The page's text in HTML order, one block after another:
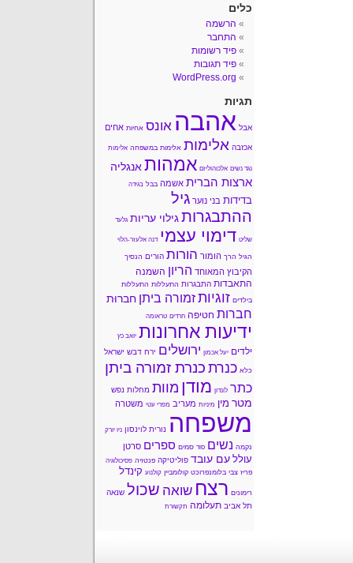
כלים
הרשמה
התחבר
פיד רשומות
פיד תגובות
WordPress.org
תגיות
אבל אהבה אונס אחיות אחים
אכזבה אלימות אלימות במשפחה אלימות
נגד נשים אלכוהוליזם אמהותאנגליה
ארצות הברית אשמה בבל בגידה
בדידות בני נוער גיל
ההתבגרות גילוי עריות גלעד
שליט דימוי עצמי דנה אלעזר-הלוי
הגיל הרך הומור הורות הורים הנסיך
הקיבוץ המאוחד הריון השמנה
התאבדות התבגרות התעללות התעללות
בילדים זוגיותזמורה ביתן חברוּת
חברות חטיפה חרדים טראומה
ידיעות אחרונות יואב כץ
ילדים יעל אכמון ירושלים ירח דבש ישראל
כלא כנרת כנרת זמורה ביתן
כתר לונדון מודן מוות מחלות נפש
מטר מין מיניות מעריב מפרי עטי משטרה
משפחה נורית לוינסון ניו יורק
נקמה נשים סוד סמים ספרים סרטן
עולל עם עובד פוליטיקה פנטזיה פסיכולוגיה
פריז צבי בלומנפרוכט קולומביין קולנוע קינדל
רימונים רצח שואה שכול שנאה
תל אביב תעלומה תקשורת